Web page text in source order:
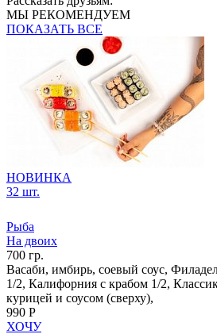
МЫ РЕКОМЕНДУЕМ
ПОКАЗАТЬ ВСЕ
НОВИНКА
32 шт.
Рыба
На двоих
700 гр.
Васаби, имбирь, соевый соус,
1/2, Калифорния с крабом 1/2,
курицей и соусом (сверху),
990 Р
ХОЧУ